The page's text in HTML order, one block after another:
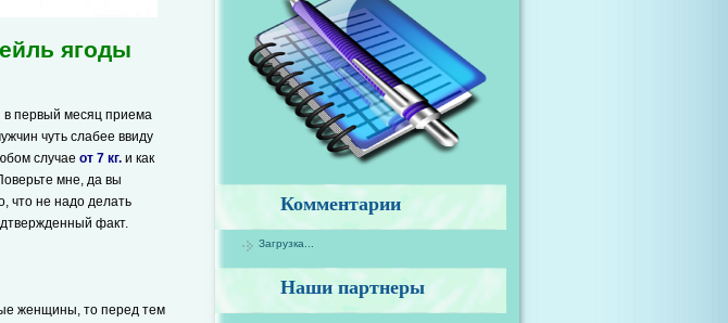
ягоды
в первый месяц приема
чуть слабее ввиду
случае от 7 кг. и как
мне, да вы
что не надо делать
факт.
женщины, то перед тем
Комментарии
Загрузка...
Наши партнеры